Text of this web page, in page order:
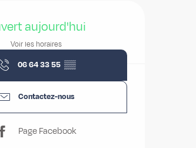
et coordonnées
aujourd'hui
Voir les horaires
06 64 33 55 ▒▒
Contactez-nous
Page Facebook